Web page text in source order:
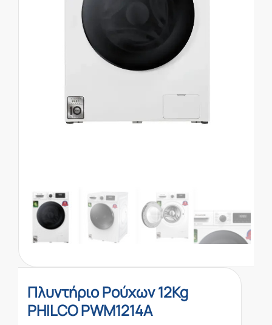
Πλυντήριο Ρούχων 12Kg
PHILCO PWM1214A